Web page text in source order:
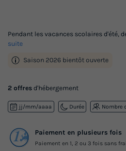
Pendant les vacances scolaires d'été,
suite
Saison 2026 bientôt ouverte
2 offres d'hébergement
jj/mm/aaaa Durée Nombre
Paiement en plusieurs fois
Paiement en 1, 2 ou 3 fois sans